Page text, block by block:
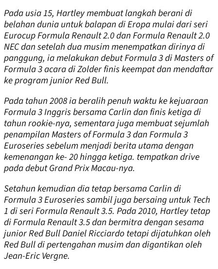
Pada usia 15, Hartley membuat langkah berani di
belahan dunia untuk balapan di Eropa mulai dari seri
Eurocup Formula Renault 2.0 dan Formula Renault 2.0
NEC dan setelah dua musim menempatkan dirinya di
panggung, ia melakukan debut Formula 3 di Masters of
Formula 3 acara di Zolder finis keempat dan mendaftar
ke program junior Red Bull.
Pada tahun 2008 ia beralih penuh waktu ke kejuaraan
Formula 3 Inggris bersama Carlin dan finis ketiga di
tahun rookie-nya, sementara juga membuat sejumlah
penampilan Masters of Formula 3 dan Formula 3
Euroseries sebelum menjadi berita utama dengan
kemenanganke-20 hingga ketiga. tempatkan drive
pada debut Grand Prix Macau-nya.
Setahun kemudian dia tetap bersama Carlin di
Formula 3 Euroseries sambil juga bersaing untuk Tech
1 di seri Formula Renault 3.5. Pada 2010, Hartley tetap
di Formula Renault 3.5 dan bermitra dengan sesama
junior Red Bull Daniel Ricciardo tetapi dijatuhkan oleh
Red Bull di pertengahan musim dan digantikan oleh
Jean-Eric Vergne.